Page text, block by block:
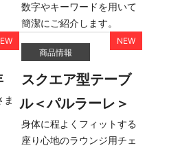
数字やキーワードを用いて
簡潔にご紹介します。
ま
商品情報
スクエア型テーブ
ル＜パルラーレ＞
身体に程よくフィットする
座り心地のラウンジ用チェ